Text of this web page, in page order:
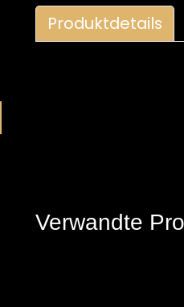
Produktdetails
Verwandte